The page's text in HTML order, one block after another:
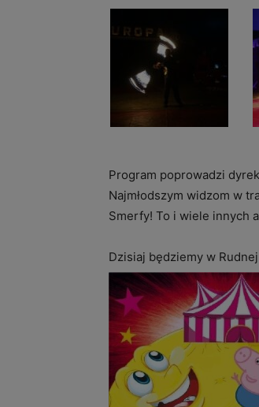
Program poprowadzi
Najmłodszym widzom w
Smerfy! To i wiele innych
Dzisiaj będziemy w Rudnej